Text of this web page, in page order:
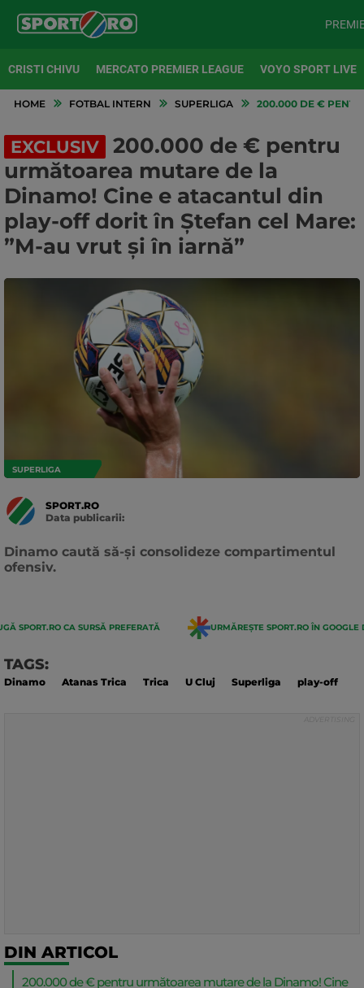
CRISTI CHIVU MERCATO PREMIER LEAGUE VOYO SPORT LIVE
HOME FOTBAL INTERN SUPERLIGA 200.000 DE €
EXCLUSIV
200.000 de € pentru
următoarea mutare de la
Dinamo! Cine e atacantul din
play-off dorit în Ștefan cel Mare:
”M-au vrut și în iarnă”
SUPERLIGA
SPORT.RO
Data publicarii:
Dinamo caută să-și consolideze compartimentul
ofensiv.
SPORT.RO CA SURSĂ PREFERATĂ URMĂREȘTE SPORT.RO ÎN GOOGLE
TAGS:
Dinamo Atanas Trica Trica U Cluj Superliga play-off
DIN ARTICOL
200.000 de € pentru următoarea mutare de la Dinamo! Cine